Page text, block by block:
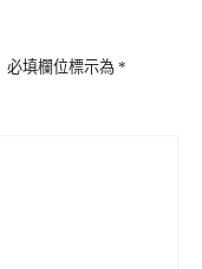
必填欄位標示為 *